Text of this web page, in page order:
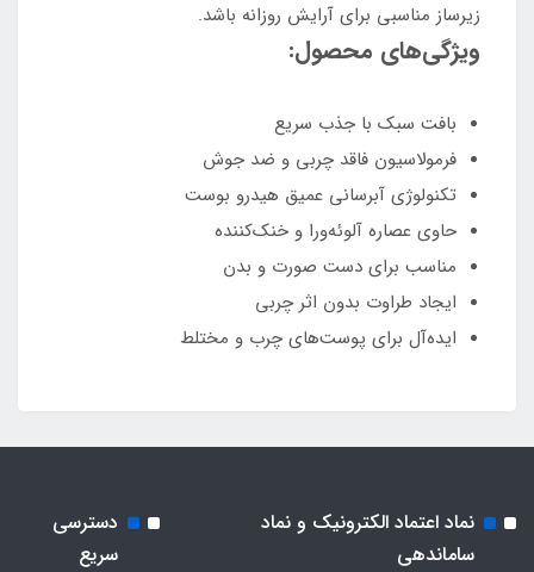
زیرساز مناسبی برای آرایش روزانه باشد.
ویژگی‌های محصول:
بافت سبک با جذب سریع
فرمولاسیون فاقد چربی و ضد جوش
تکنولوژی آبرسانی عمیق هیدرو بوست
حاوی عصاره آلوئه‌ورا و خنک‌کننده
مناسب برای دست صورت و بدن
ایجاد طراوت بدون اثر چربی
ایده‌آل برای پوست‌های چرب و مختلط
نماد اعتماد الکترونیک و نماد
ساماندهی
دسترسی
سریع